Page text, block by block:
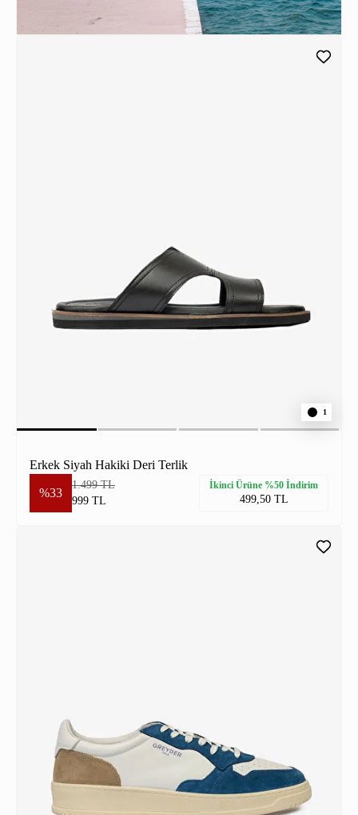
1
Erkek Siyah Hakiki Deri Terlik
%33
1.499 TL
999 TL
İkinci Ürüne %50 İndirim
499,50 TL